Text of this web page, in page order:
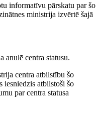
informatīvu pārskatu par šo
ministrija izvērtē šajā
centra statusu.
centra atbilstību šo
atbilstoši šo
par centra statusa